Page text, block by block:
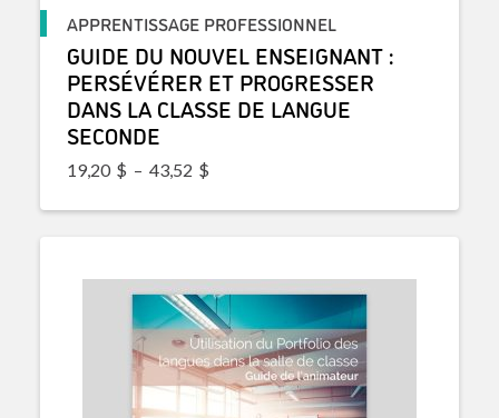
APPRENTISSAGE PROFESSIONNEL
GUIDE DU NOUVEL ENSEIGNANT :
PERSÉVÉRER ET PROGRESSER
DANS LA CLASSE DE LANGUE
SECONDE
19,20 $ – 43,52 $